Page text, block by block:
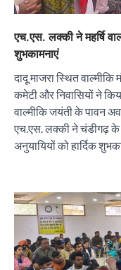
एच.एस. लक्की ने महर्षि
शुभकामनाएं
दादू माजरा स्थित वाल्मीकि
कमेटी और निवासियों ने
वाल्मीकि जयंती के पावन
एच.एस. लक्की ने चंडीगढ़ के
अनुयायियों को हार्दिक
2
का
भव्य
3
और
₹227
सबूत